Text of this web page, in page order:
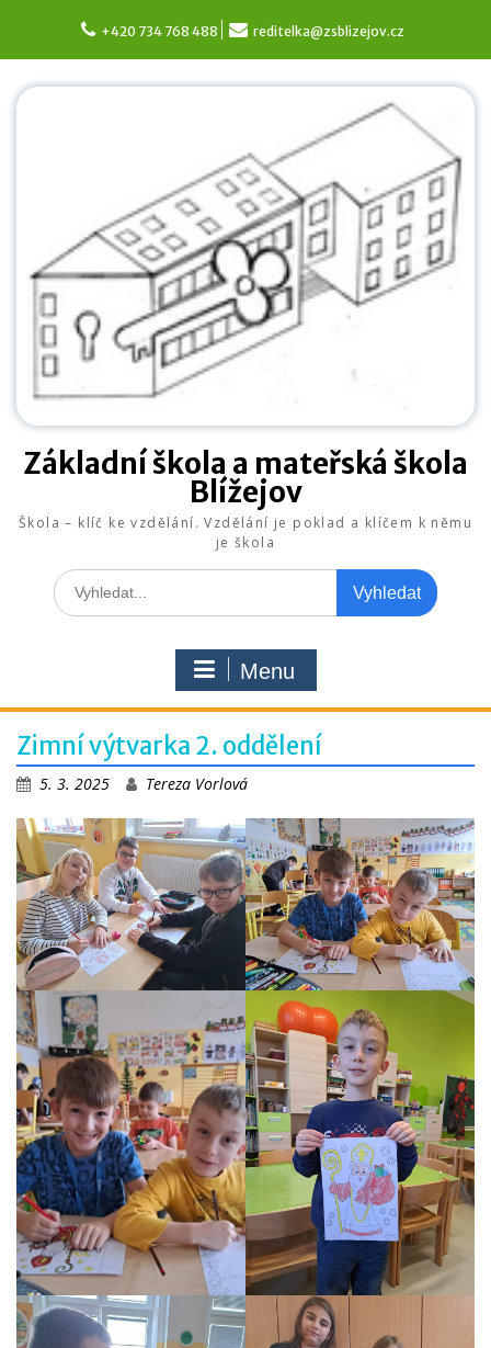
content
+420 734 768 488 reditelka@zsblizejov.cz
Základní škola a mateřská škola
Blížejov
Škola – klíč ke vzdělání. Vzdělání je poklad a klíčem k němu
je škola
Search
for:
Menu
Zimní výtvarka 2. oddělení
5. 3. 2025 Tereza Vorlová